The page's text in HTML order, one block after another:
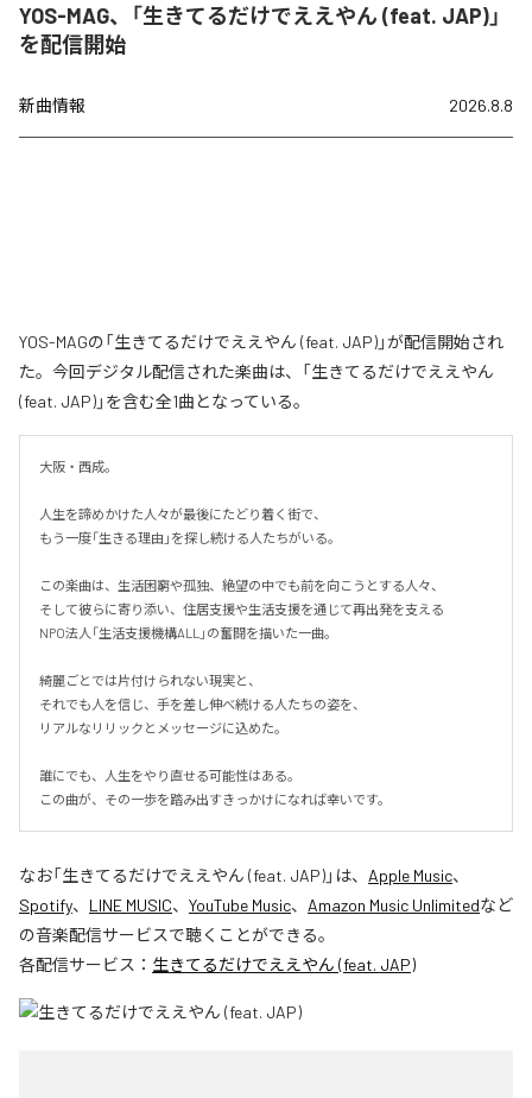
YOS-MAG、「生きてるだけでええやん (feat. JAP)」
を配信開始
新曲情報 2026.8.8
YOS-MAGの「生きてるだけでええやん (feat. JAP)」が配信開始され
た。今回デジタル配信された楽曲は、「生きてるだけでええやん
(feat. JAP)」を含む全1曲となっている。
大阪・西成。
人生を諦めかけた人々が最後にたどり着く街で、
もう一度「生きる理由」を探し続ける人たちがいる。
この楽曲は、生活困窮や孤独、絶望の中でも前を向こうとする人々、
そして彼らに寄り添い、住居支援や生活支援を通じて再出発を支える
NPO法人「生活支援機構ALL」の奮闘を描いた一曲。
綺麗ごとでは片付けられない現実と、
それでも人を信じ、手を差し伸べ続ける人たちの姿を、
リアルなリリックとメッセージに込めた。
誰にでも、人生をやり直せる可能性はある。
この曲が、その一歩を踏み出すきっかけになれば幸いです。
なお「生きてるだけでええやん (feat. JAP)」は、 Apple Music、
Spotify、 LINE MUSIC、 YouTube Music、 Amazon Music Unlimitedなど
の音楽配信サービスで聴くことができる。
各配信サービス： 生きてるだけでええやん (feat. JAP)